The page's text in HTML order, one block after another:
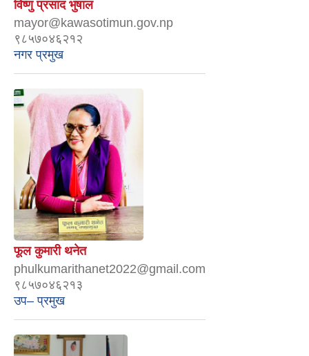
विष्णु प्रसाद भुषाल
mayor@kawasotimun.gov.np
९८५७०४६२१२
नगर प्रमुख
फूल कुमारी थनेत
phulkumarithanet2022@gmail.com
९८५७०४६२१३
उप– प्रमुख